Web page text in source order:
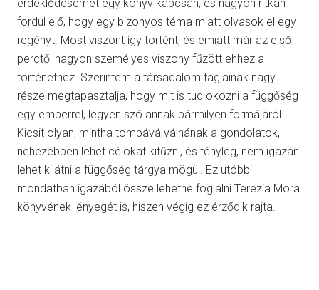
érdeklődésemet egy könyv kapcsán, és nagyon ritkán
fordul elő, hogy egy bizonyos téma miatt olvasok el egy
regényt. Most viszont így történt, és emiatt már az első
perctől nagyon személyes viszony fűzött ehhez a
történethez. Szerintem a társadalom tagjainak nagy
része megtapasztalja, hogy mit is tud okozni a függőség
egy emberrel, legyen szó annak bármilyen formájáról.
Kicsit olyan, mintha tompává válnának a gondolatok,
nehezebben lehet célokat kitűzni, és tényleg, nem igazán
lehet kilátni a függőség tárgya mögül. Ez utóbbi
mondatban igazából össze lehetne foglalni Terezia Mora
könyvének lényegét is, hiszen végig ez érződik rajta.